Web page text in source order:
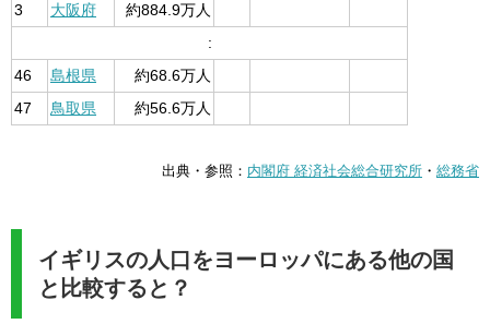
3
大阪府
約884.9万人
:
46
島根県
約68.6万人
47
鳥取県 約56.6万人
出典・参照： 内閣府 経済社会総合研究所 ・ 総務省
イギリスの人口をヨーロッパにある他の国
と比較すると？